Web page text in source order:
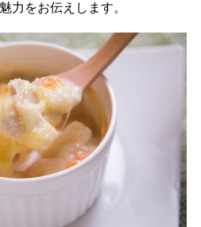
力をお伝えします。